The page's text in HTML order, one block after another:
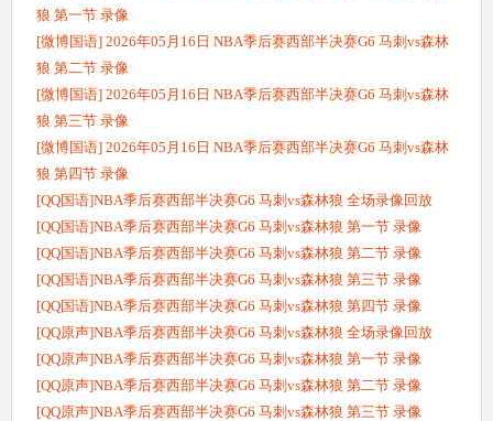
狼 第一节 录像
[微博国语] 2026年05月16日 NBA季后赛西部半决赛G6 马刺vs森林
狼 第二节 录像
[微博国语] 2026年05月16日 NBA季后赛西部半决赛G6 马刺vs森林
狼 第三节 录像
[微博国语] 2026年05月16日 NBA季后赛西部半决赛G6 马刺vs森林
狼 第四节 录像
[QQ国语]NBA季后赛西部半决赛G6 马刺vs森林狼 全场录像回放
[QQ国语]NBA季后赛西部半决赛G6 马刺vs森林狼 第一节 录像
[QQ国语]NBA季后赛西部半决赛G6 马刺vs森林狼 第二节 录像
[QQ国语]NBA季后赛西部半决赛G6 马刺vs森林狼 第三节 录像
[QQ国语]NBA季后赛西部半决赛G6 马刺vs森林狼 第四节 录像
[QQ原声]NBA季后赛西部半决赛G6 马刺vs森林狼 全场录像回放
[QQ原声]NBA季后赛西部半决赛G6 马刺vs森林狼 第一节 录像
[QQ原声]NBA季后赛西部半决赛G6 马刺vs森林狼 第二节 录像
[QQ原声]NBA季后赛西部半决赛G6 马刺vs森林狼 第三节 录像